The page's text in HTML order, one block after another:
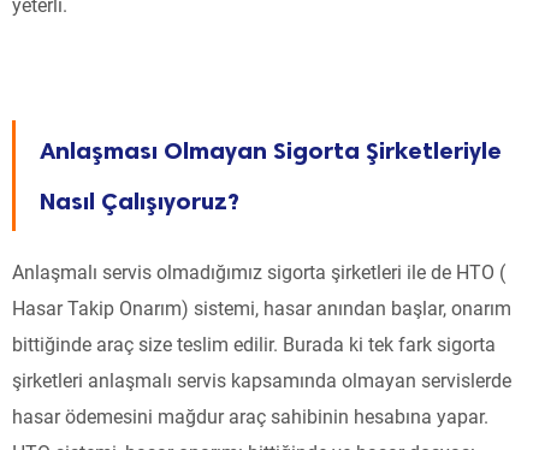
yeterli.
Anlaşması Olmayan Sigorta Şirketleriyle
Nasıl Çalışıyoruz?
Anlaşmalı servis olmadığımız sigorta şirketleri ile de HTO (
Hasar Takip Onarım) sistemi, hasar anından başlar, onarım
bittiğinde araç size teslim edilir. Burada ki tek fark sigorta
şirketleri anlaşmalı servis kapsamında olmayan servislerde
hasar ödemesini mağdur araç sahibinin hesabına yapar.